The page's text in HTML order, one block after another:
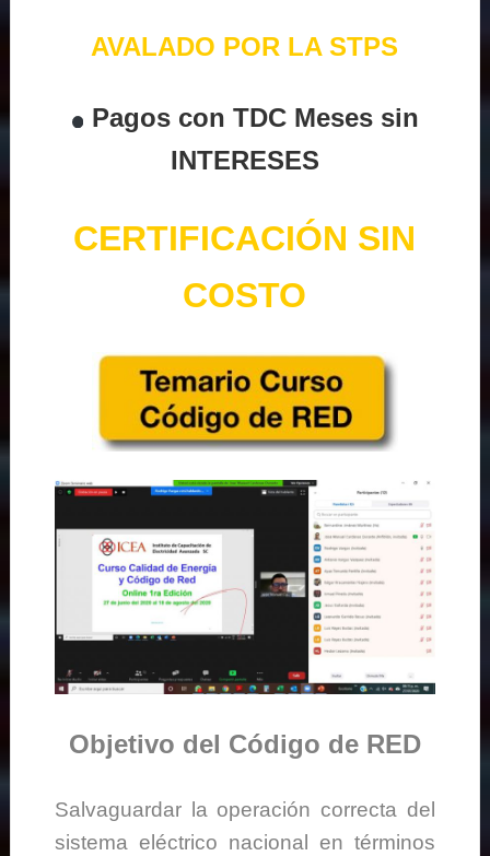
AVALADO POR LA STPS
Pagos con TDC Meses sin
INTERESES
CERTIFICACIÓN SIN
COSTO
Objetivo del Código de RED
Salvaguardar la operación correcta del
sistema eléctrico nacional en términos